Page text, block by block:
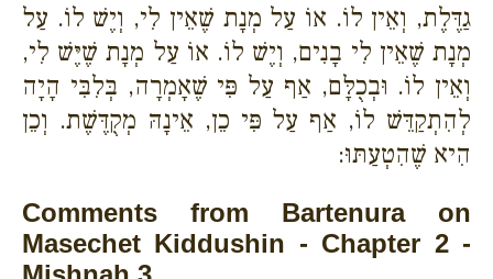
גַדֶּלֶת, וְאֵין לוֹ. אוֹ עַל מְנָת שֶׁאֵין לִי, וְיֶשׁ לוֹ. עַל
מְנָת שֶׁאֵין לִי בָנִים, וְיֶשׁ לוֹ. אוֹ עַל מְנָת שֶׁיֶּשׁ לִי,
וְאֵין לוֹ. וּבְכֻלָּם, אַף עַל פִּי שֶׁאָמְרָה, בְּלִבִּי הָיָה
לְהִתְקַדֵּשׁ לוֹ, אַף עַל פִּי כֵן, אֵינָהּ מְקֻדֶּשֶׁת. וְכֵן
הִיא שֶׁהִטְעַתּוּ:
Comments from Bartenura on
Masechet Kiddushin - Chapter 2 -